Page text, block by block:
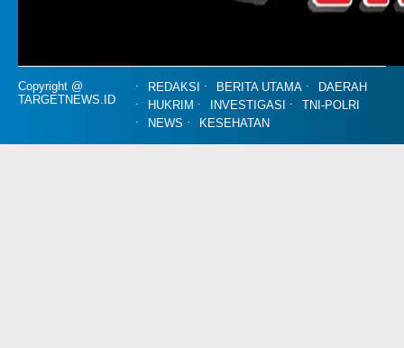
Copyright @
TARGETNEWS.ID
REDAKSI BERITA UTAMA
DAERAH
HUKRIM
INVESTIGASI
TNI-POLRI
NEWS
KESEHATAN